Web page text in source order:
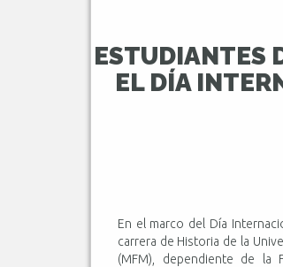
ESTUDIANTES
EL DÍA
En el marco del Día
carrera de Historia de la
(MFM), dependiente de la